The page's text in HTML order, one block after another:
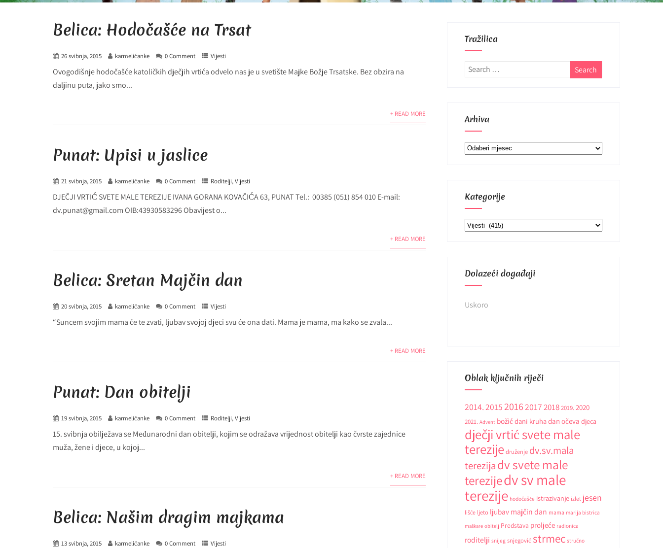
Belica: Hodočašće na Trsat
26 svibnja, 2015 karmelićanke 0 Comment Vijesti
Ovogodišnje hodočašće katoličkih dječjih vrtića odvelo nas je u svetište Majke Božje Trsatske. Bez obzira na
daljinu puta, jako smo...
+ READ MORE
Punat: Upisi u jaslice
21 svibnja, 2015 karmelićanke 0 Comment Roditelji,Vijesti
DJEČJI VRTIĆ SVETE MALE TEREZIJE IVANA GORANA KOVAČIĆA 63, PUNAT Tel.: 00385 (051) 854 010 E-mail:
dv.punat@gmail.com OIB:43930583296 Obavijest o...
+ READ MORE
Belica: Sretan Majčin dan
20 svibnja, 2015 karmelićanke 0 Comment Vijesti
“Suncem svojim mama će te zvati, ljubav svojoj djeci svu će ona dati. Mama je mama, ma kako se zvala...
+ READ MORE
Punat: Dan obitelji
19 svibnja, 2015 karmelićanke 0 Comment Roditelji,Vijesti
15. svibnja obilježava se Međunarodni dan obitelji, kojim se odražava vrijednost obitelji kao čvrste zajednice
muža, žene i djece, u kojoj...
+ READ MORE
Belica: Našim dragim majkama
13 svibnja, 2015 karmelićanke 0 Comment Vijesti
Tražilica
Arhiva
Arhiva
Kategorije
Kategorije
Dolazeći događaji
Uskoro
Oblak ključnih riječi
2014.20152016201720182019.2020
2021. Advent božić dani kruhadan očeva djeca
dječji vrtić svete male
terezijedruženje dv.sv.mala
terezijadv svete male
terezijedv sv male
terezije hodočašće istrazivanje izlet jesen
lišće ljeto ljubav majčin dan mama marija bistrica
maškare obitelj Predstava proljeće radionica
roditelji snijeg snjegović strmec stručno